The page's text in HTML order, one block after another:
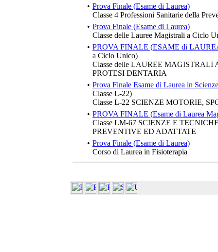
• Prova Finale (Esame di Laurea)
Classe 4 Professioni Sanitarie della
• Prova Finale (Esame di Laurea)
Classe delle Lauree Magistrali a Ciclo
• PROVA FINALE (ESAME di
a Ciclo Unico)
Classe delle LAUREE
PROTESI DENTARIA
• Prova Finale Esame di Laurea in
Classe L-22)
Classe L-22 SCIENZE MOTORIE,
• PROVA FINALE (Esame di Laurea
Classe LM-67 SCIENZE E
PREVENTIVE ED ADATTATE
• Prova Finale (Esame di Laurea)
Corso di Laurea in Fisioterapia